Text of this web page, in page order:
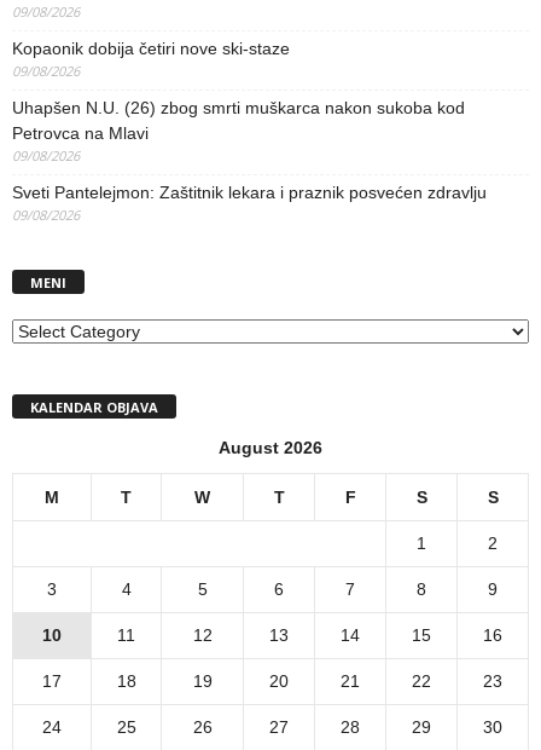
09/08/2026
Kopaonik dobija četiri nove ski-staze
09/08/2026
Uhapšen N.U. (26) zbog smrti muškarca nakon sukoba kod
Petrovca na Mlavi
09/08/2026
Sveti Pantelejmon: Zaštitnik lekara i praznik posvećen zdravlju
09/08/2026
MENI
MENI
KALENDAR OBJAVA
August 2026
M T W T F S S
1 2
3 4 5 6 7 8 9
10 11 12 13 14 15 16
17 18 19 20 21 22 23
24 25 26 27 28 29 30